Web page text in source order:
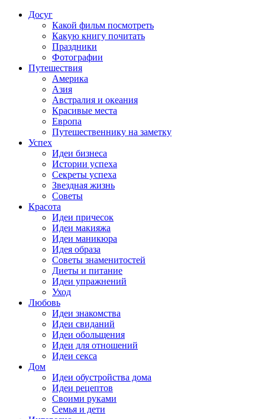
Досуг
Какой фильм посмотреть
Какую книгу почитать
Праздники
Фотографии
Путешествия
Америка
Азия
Австралия и океания
Красивые места
Европа
Путешественнику на заметку
Успех
Идеи бизнеса
Истории успеха
Секреты успеха
Звездная жизнь
Советы
Красота
Идеи причесок
Идеи макияжа
Идеи маникюра
Идея образа
Советы знаменитостей
Диеты и питание
Идеи упражнений
Уход
Любовь
Идеи знакомства
Идеи свиданий
Идеи обольщения
Идеи для отношений
Идеи секса
Дом
Идеи обустройства дома
Идеи рецептов
Своими руками
Семья и дети